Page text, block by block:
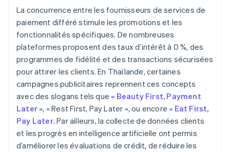
La concurrence entre les fournisseurs de services de
paiement différé stimule les promotions et les
fonctionnalités spécifiques. De nombreuses
plateformes proposent des taux d’intérêt à 0 %, des
programmes de fidélité et des transactions sécurisées
pour attirer les clients. En Thaïlande, certaines
campagnes publicitaires reprennent ces concepts
avec des slogans tels que « Beauty First, Payment
Later », « Rest First, Pay Later », ou encore « Eat First,
Pay Later. Par ailleurs, la collecte de données clients
et les progrès en intelligence artificielle ont permis
d’améliorer les évaluations de crédit, de réduire les